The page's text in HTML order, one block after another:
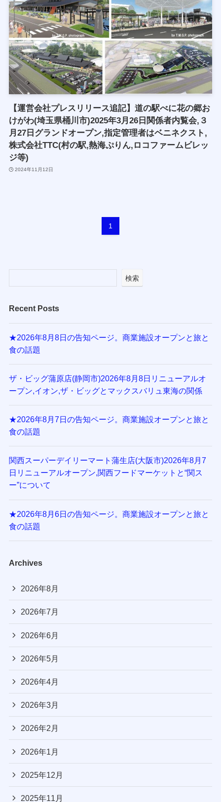
【運営会社プレスリリース追記】道の駅べに花の郷お
けがわ(埼玉県桶川市)2025年3月26日関係者内覧会,３
月27日グランドオープン,指定管理者はベニネクスト,
株式会社TTC(村の駅,熱海ぷりん,ロコファームビレッ
ジ等)
2024年11月12日
1
検索
Recent Posts
★2026年8月8日の告知ページ。商業施設オープンと旅と
食の話題
ザ・ビッグ蒲原店(静岡市)2026年8月8日リニューアルオ
ープン,イオン,ザ・ビッグとマックスバリュ東海の関係
★2026年8月7日の告知ページ。商業施設オープンと旅と
食の話題
関西スーパーデイリーマート蒲生店(大阪市)2026年8月7
日リニューアルオープン,関西フードマーケットと“関ス
ー”について
★2026年8月6日の告知ページ。商業施設オープンと旅と
食の話題
Archives
2026年8月
2026年7月
2026年6月
2026年5月
2026年4月
2026年3月
2026年2月
2026年1月
2025年12月
2025年11月